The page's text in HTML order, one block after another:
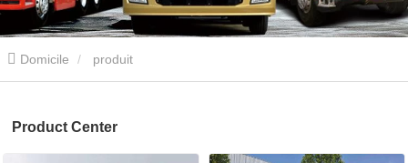
Domicile produit
Product Center